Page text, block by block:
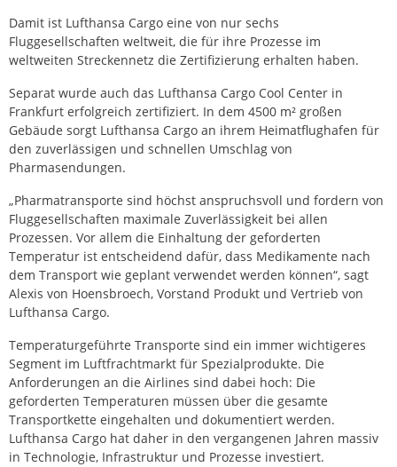
Damit ist Lufthansa Cargo eine von nur sechs
Fluggesellschaften weltweit, die für ihre Prozesse im
weltweiten Streckennetz die Zertifizierung erhalten haben.
Separat wurde auch das Lufthansa Cargo Cool Center in
Frankfurt erfolgreich zertifiziert. In dem 4500 m² großen
Gebäude sorgt Lufthansa Cargo an ihrem Heimatflughafen für
den zuverlässigen und schnellen Umschlag von
Pharmasendungen.
„Pharmatransporte sind höchst anspruchsvoll und fordern von
Fluggesellschaften maximale Zuverlässigkeit bei allen
Prozessen. Vor allem die Einhaltung der geforderten
Temperatur ist entscheidend dafür, dass Medikamente nach
dem Transport wie geplant verwendet werden können“, sagt
Alexis von Hoensbroech, Vorstand Produkt und Vertrieb von
Lufthansa Cargo.
Temperaturgeführte Transporte sind ein immer wichtigeres
Segment im Luftfrachtmarkt für Spezialprodukte. Die
Anforderungen an die Airlines sind dabei hoch: Die
geforderten Temperaturen müssen über die gesamte
Transportkette eingehalten und dokumentiert werden.
Lufthansa Cargo hat daher in den vergangenen Jahren massiv
in Technologie, Infrastruktur und Prozesse investiert.